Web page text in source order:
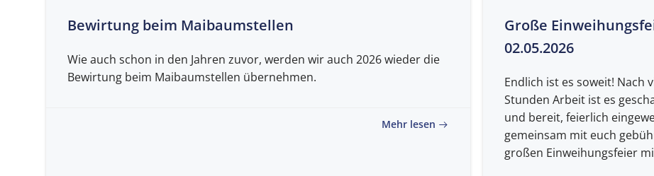
Bewirtung beim Maibaumstellen
Wie auch schon in den Jahren zuvor, werden wir auch 2026 wieder die
Bewirtung beim Maibaumstellen übernehmen.
Mehr lesen
Große
02.05.2026
Endlich ist es soweit! Nach
Stunden Arbeit ist es
und bereit, feierlich
gemeinsam mit euch
großen Einweihungsfeier